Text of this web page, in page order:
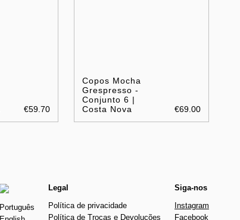
€59.70
Copos Mocha
Grespresso -
Conjunto 6 |
Costa Nova
€69.00
Português
Legal
Política de privacidade
Política de Trocas e Devoluções
Siga-nos
Instagram
Facebook